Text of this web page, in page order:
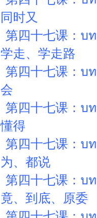
同时又
第四十七课：บ
学走、学走路
第四十七课：บ
会
第四十七课：บ
懂得
第四十七课：บ
为、都说
第四十七课：บ
竟、到底、原委